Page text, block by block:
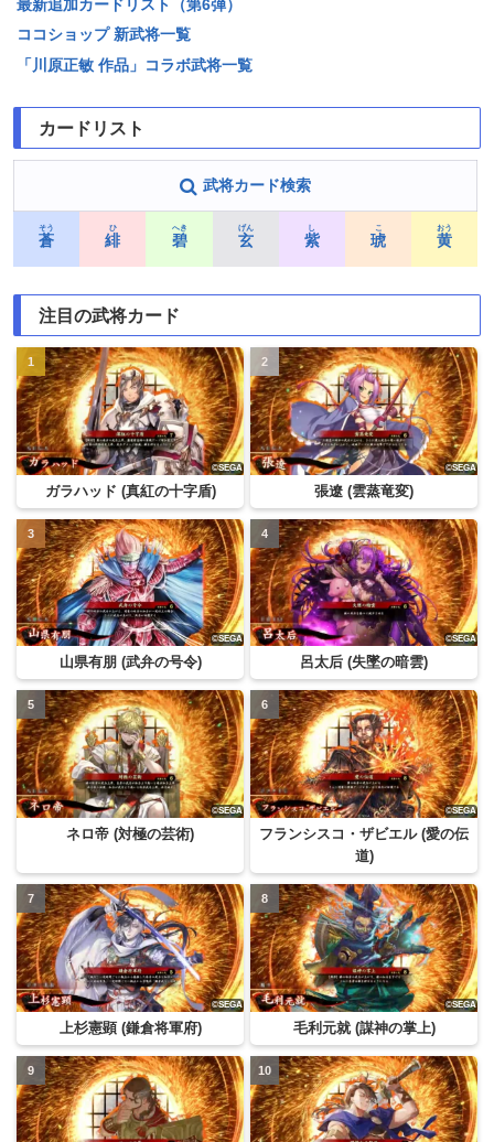
最新追加カードリスト（第6弾）
ココショップ 新武将一覧
「川原正敏 作品」コラボ武将一覧
カードリスト
武将カード検索
蒼
そう
緋
ひ
碧
へき
玄
げん
紫
し
琥
こ
黄
おう
注目の武将カード
ガラハッド (真紅の十字盾) 張遼 (雲蒸竜変)
山県有朋 (武弁の号令) 呂太后 (失墜の暗雲)
ネロ帝 (対極の芸術)
フランシスコ・ザビエル (愛の伝
道)
上杉憲顕 (鎌倉将軍府) 毛利元就 (謀神の掌上)